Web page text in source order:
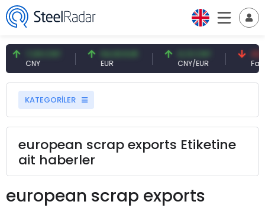
7,09 CNY
CNY
54,93 EUR
EUR
0,13 CNY
CNY/EUR Faiz
KATEGORİLER
european scrap exports Etiketine
ait haberler
european scrap exports